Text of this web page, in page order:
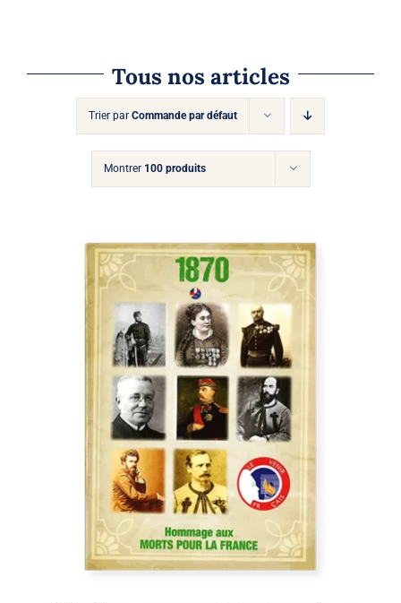
Tous nos articles
Trier par Commande par défaut
Montrer 100 produits
AJOUTER AU PANIER
/
DÉTAILS